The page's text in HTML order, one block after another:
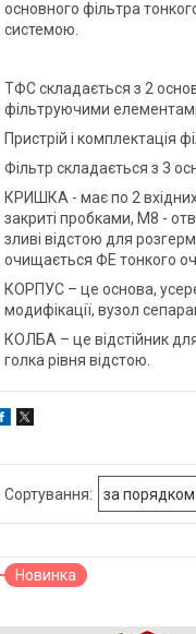
основного фільтра
системою.
ТФС складається з 2
фільтруючими
Пристрій і комплектація
Фільтр складається з 3
КРИШКА - має по 2
закриті пробками, М8 -
зливі відстою для
очищається ФЕ тонкого
КОРПУС – це основа,
модифікації, вузол
КОЛБА – це відстійник
голка рівня відстою.
Новинка